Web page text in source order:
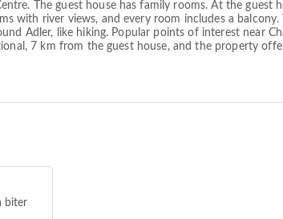
The guest house has family rooms. At the guest
with river views, and every room includes a
Adler, like hiking. Popular points of interest near
7 km from the guest house, and the property
biter